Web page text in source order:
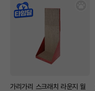
가리가리 스크래치 라운지 월